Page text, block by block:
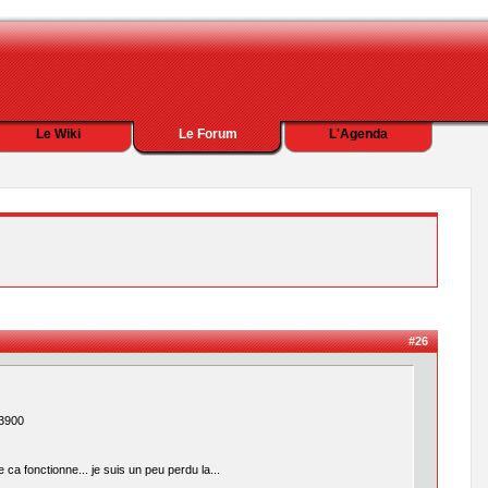
L'Agenda
Le Forum
Le Wiki
#26
fonctionne... je suis un peu perdu la...